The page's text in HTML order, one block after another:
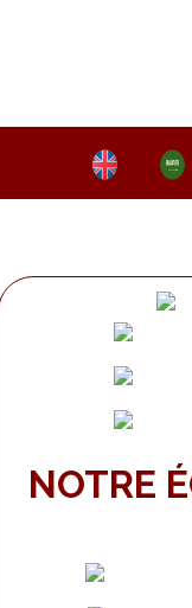
NOTRE